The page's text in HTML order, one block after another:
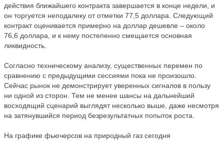
действия ближайшего контракта завершается в конце недели, и
он торгуется неподалеку от отметки 77,5 доллара. Следующий
контракт оценивается примерно на доллар дешевле – около
76,6 доллара, и к нему постепенно смещается основная
ликвидность.
Согласно техническому анализу, существенных перемен по
сравнению с предыдущими сессиями пока не произошло.
Сейчас рынок не демонстрирует уверенных сигналов в пользу
ни одной из сторон. Тем не менее шансы на дальнейший
восходящий сценарий выглядят несколько выше, даже несмотря
на затянувшийся период безрезультатных попыток роста.
На графике фьючерсов на природный газ сегодня